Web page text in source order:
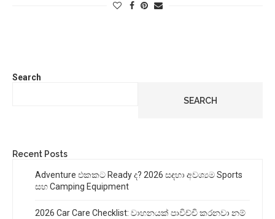
Search
SEARCH
Recent Posts
Adventure එකකට Ready ද? 2026 සඳහා අවශ්‍යම Sports
සහ Camping Equipment
2026 Car Care Checklist: වාහනයක් පාවිච්චි කරනවා නම්